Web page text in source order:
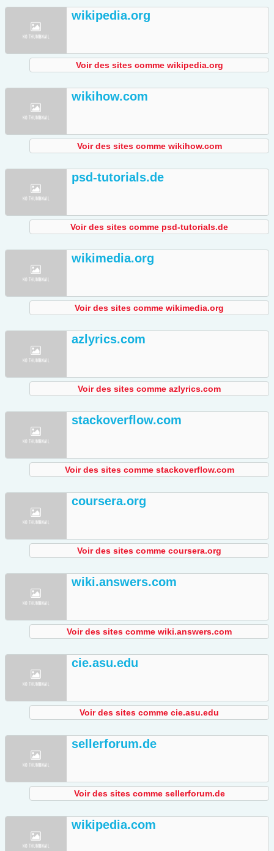
wikipedia.org
Voir des sites comme wikipedia.org
wikihow.com
Voir des sites comme wikihow.com
psd-tutorials.de
Voir des sites comme psd-tutorials.de
wikimedia.org
Voir des sites comme wikimedia.org
azlyrics.com
Voir des sites comme azlyrics.com
stackoverflow.com
Voir des sites comme stackoverflow.com
coursera.org
Voir des sites comme coursera.org
wiki.answers.com
Voir des sites comme wiki.answers.com
cie.asu.edu
Voir des sites comme cie.asu.edu
sellerforum.de
Voir des sites comme sellerforum.de
wikipedia.com